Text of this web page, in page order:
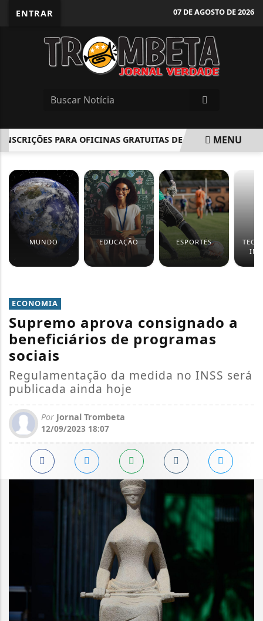
ENTRAR 07 DE AGOSTO DE 2026
PARA OFICINAS GRATUITAS DE LIBRAS MUSEU
MENU
MUNDO EDUCAÇÃO ESPORTES
ECONOMIA
Supremo aprova consignado a
beneficiários de programas
sociais
Regulamentação da medida no INSS será
publicada ainda hoje
Por Jornal Trombeta
12/09/2023 18:07